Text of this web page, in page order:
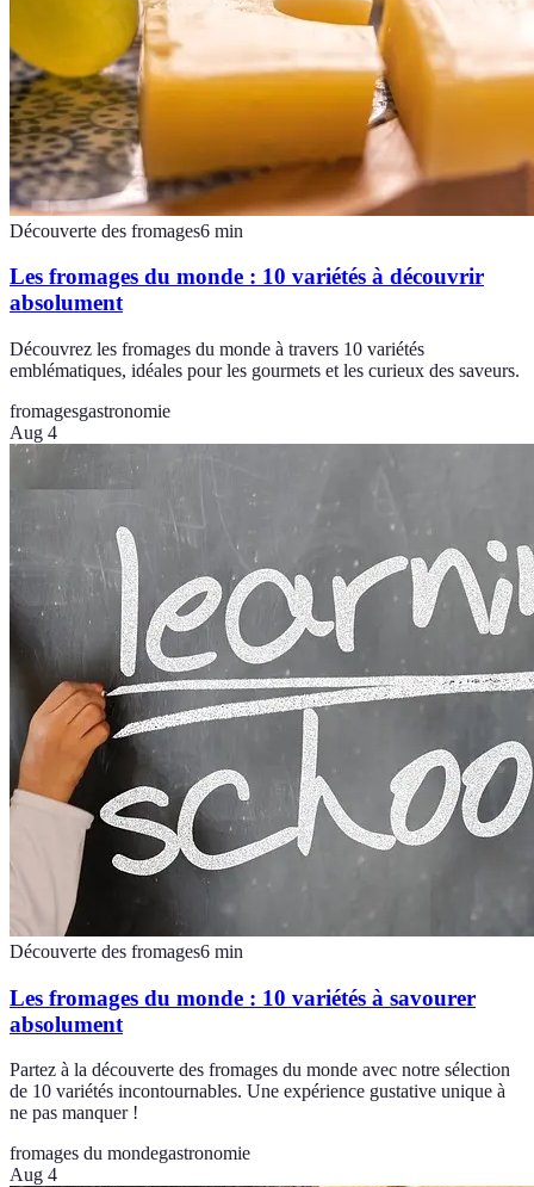
Découverte des fromages6 min
Les fromages du monde : 10 variétés à découvrir
absolument
Découvrez les fromages du monde à travers 10 variétés
emblématiques, idéales pour les gourmets et les curieux des saveurs.
fromagesgastronomie
Aug 4
Découverte des fromages6 min
Les fromages du monde : 10 variétés à savourer
absolument
Partez à la découverte des fromages du monde avec notre sélection
de 10 variétés incontournables. Une expérience gustative unique à
ne pas manquer !
fromages du mondegastronomie
Aug 4